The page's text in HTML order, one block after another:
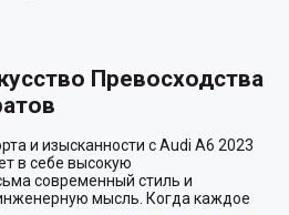
Превосходства
и изысканности с Audi A6 2023
в себе высокую
современный стиль и
мысль. Когда каждое